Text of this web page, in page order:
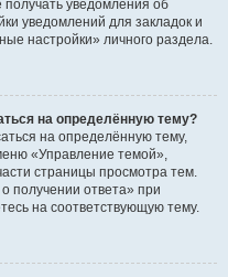
получать уведомления об
уведомлений для закладок и
настройки» личного раздела.
на определённую тему?
на определённую тему,
«Управление темой»,
страницы просмотра тем.
получении ответа» при
на соответствующую тему.